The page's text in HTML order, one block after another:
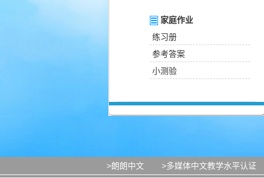
家庭作业
练习册
参考答案
小测验
>朗朗中文 >多媒体中文教学水平认证